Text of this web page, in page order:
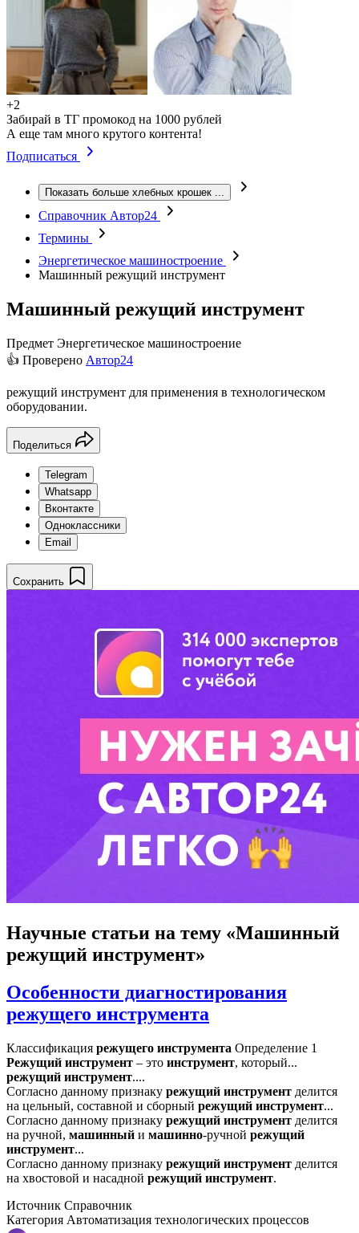
+2
Забирай в ТГ промокод на 1000 рублей
А еще там много крутого контента!
Подписаться
Показать больше хлебных крошек ...
Справочник Автор24
Термины
Энергетическое машиностроение
Машинный режущий инструмент
Машинный режущий инструмент
Предмет Энергетическое машиностроение
👍 Проверено Автор24
режущий инструмент для применения в технологическом
оборудовании.
Поделиться
Telegram
Whatsapp
Вконтакте
Одноклассники
Email
Сохранить
Научные статьи на тему «Машинный
режущий инструмент»
Особенности диагностирования
режущего инструмента
Классификация режущего инструмента Определение 1
Режущий инструмент – это инструмент, который...
режущий инструмент....
Согласно данному признаку режущий инструмент делится
на цельный, составной и сборный режущий инструмент...
Согласно данному признаку режущий инструмент делится
на ручной, машинный и машинно-ручной режущий
инструмент...
Согласно данному признаку режущий инструмент делится
на хвостовой и насадной режущий инструмент.
Источник Справочник
Категория Автоматизация технологических процессов